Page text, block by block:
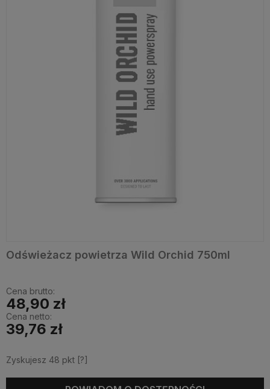
Odświeżacz powietrza Wild Orchid 750ml
Cena brutto:
48,90 zł
Cena netto:
39,76 zł
Zyskujesz 48 pkt [?]